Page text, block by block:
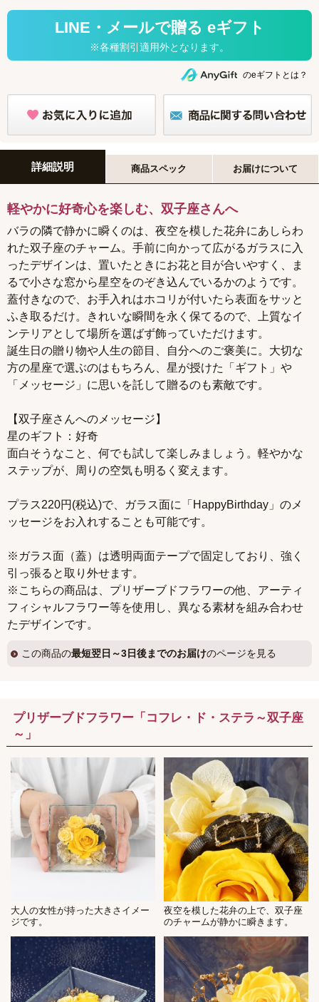
のeギフトとは？
詳細説明 商品スペック お届けについて
軽やかに好奇心を楽しむ、双子座さんへ
バラの隣で静かに瞬くのは、夜空を模した花弁にあしらわ
れた双子座のチャーム。手前に向かって広がるガラスに入
ったデザインは、置いたときにお花と目が合いやすく、ま
るで小さな窓から星空をのぞき込んでいるかのようです。
蓋付きなので、お手入れはホコリが付いたら表面をサッと
ふき取るだけ。きれいな瞬間を永く保てるので、上質なイ
ンテリアとして場所を選ばず飾っていただけます。
誕生日の贈り物や人生の節目、自分へのご褒美に。大切な
方の星座で選ぶのはもちろん、星が授けた「ギフト」や
「メッセージ」に思いを託して贈るのも素敵です。
【双子座さんへのメッセージ】
星のギフト：好奇
面白そうなこと、何でも試して楽しみましょう。軽やかな
ステップが、周りの空気も明るく変えます。
プラス220円(税込)で、ガラス面に「HappyBirthday」のメ
ッセージをお入れすることも可能です。
※ガラス面（蓋）は透明両面テープで固定しており、強く
引っ張ると取り外せます。
※こちらの商品は、プリザーブドフラワーの他、アーティ
フィシャルフラワー等を使用し、異なる素材を組み合わせ
たデザインです。
この商品の最短翌日～3日後までのお届けのページを見る
プリザーブドフラワー「コフレ・ド・ステラ～双子座
～」
大人の女性が持った大きさイメー
ジです。
夜空を模した花弁の上で、双子座
のチャームが静かに瞬きます。